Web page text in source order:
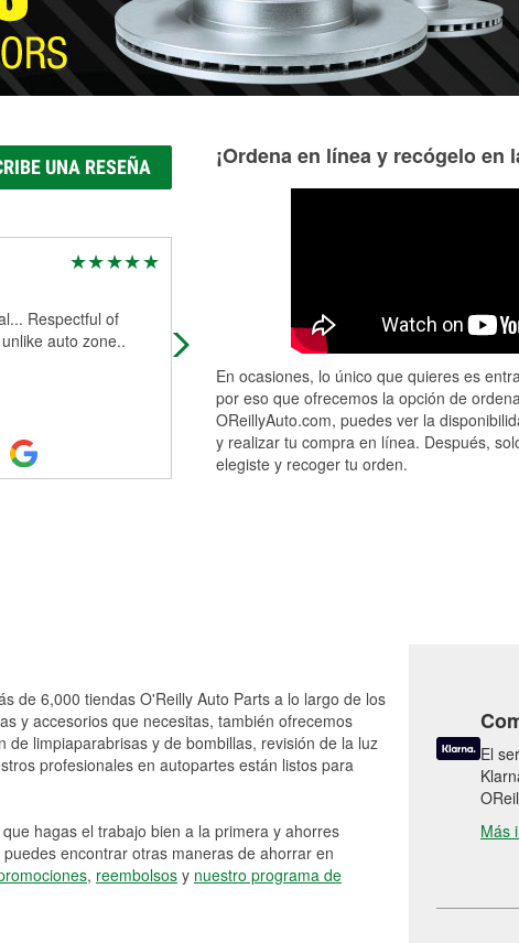
UNA RESEÑA
Respectful of
auto zone..
Quick and friendly employees.
Reaspnably priced
¡Ordena en línea y recógelo en
En ocasiones, lo único que quieres es
por eso que ofrecemos la opción de
OReillyAuto.com, puedes ver la
y realizar tu compra en línea. Después,
elegiste y recoger tu orden.
de 6,000 tiendas O'Reilly Auto Parts a lo largo de los
y accesorios que necesitas, también ofrecemos
limpiaparabrisas y de bombillas, revisión de la luz
profesionales en autopartes están listos para
hagas el trabajo bien a la primera y ahorres
encontrar otras maneras de ahorrar en
, reembolsos y nuestro programa de
El
Más